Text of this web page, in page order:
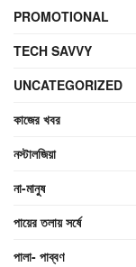
PROMOTIONAL
TECH SAVVY
UNCATEGORIZED
কাজের খবর
নস্টালজিয়া
না-মানুষ
পায়ের তলায় সর্ষে
পালা- পাব্বণ